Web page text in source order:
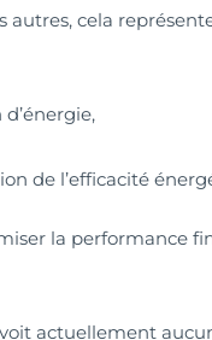
autres, cela
de l’efficacité
la performance
actuellement